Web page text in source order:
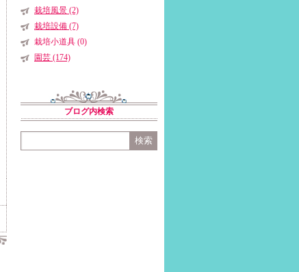
栽培風景 (2)
栽培設備 (7)
栽培小道具 (0)
園芸 (174)
ブログ内検索